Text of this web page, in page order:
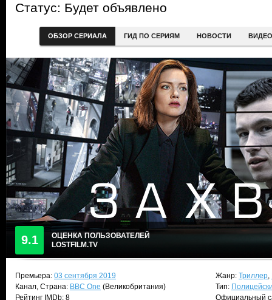
Статус: Будет объявлено
ОБЗОР СЕРИАЛА ГИД ПО СЕРИЯМ НОВОСТИ ВИДЕО
9.1
ОЦЕНКА ПОЛЬЗОВАТЕЛЕЙ
LOSTFILM.TV
Премьера: 03 сентября 2019
Канал, Страна: BBC One (Великобритания)
Рейтинг IMDb: 8
Жанр: Триллер,
Тип:
Официальный